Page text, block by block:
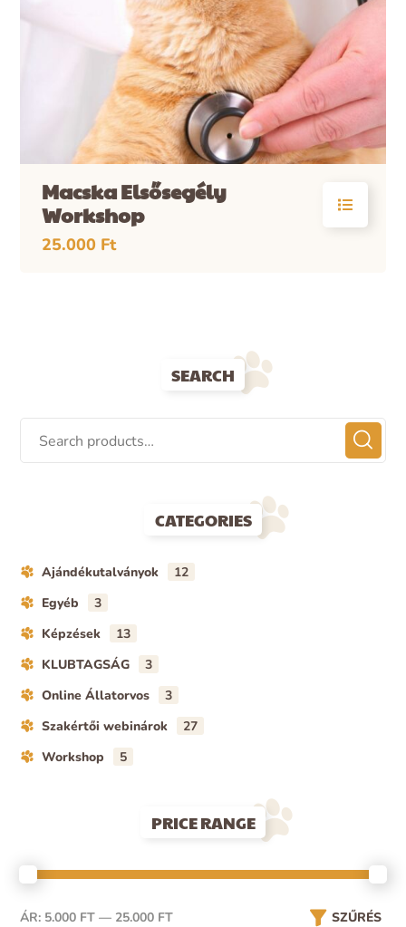
Macska Elsősegély
Workshop
25.000 Ft
SEARCH
CATEGORIES
Ajándékutalványok
12
Egyéb
3
Képzések
13
KLUBTAGSÁG
3
Online Állatorvos
3
Szakértői webinárok
27
Workshop
5
PRICE RANGE
SZŰRÉS
ÁR: 5.000 FT — 25.000 FT